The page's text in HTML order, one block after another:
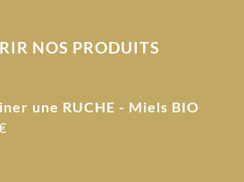
NOS PRODUITS
une RUCHE - Miels BIO